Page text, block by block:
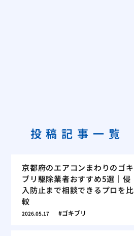
投稿記事一覧
京都府のエアコンまわりのゴキ
ブリ駆除業者おすすめ5選｜侵
入防止まで相談できるプロを比
較
2026.05.17 ゴキブリ